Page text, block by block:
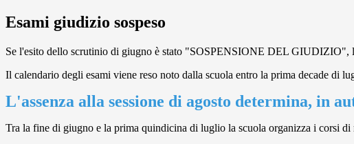
Esami giudizio sospeso
Se l'esito dello scrutinio di giugno è stato "SOSPENSIONE DEL GIUDIZIO",
Il calendario degli esami viene reso noto dalla scuola entro la prima decade di
L'assenza alla sessione di agosto determina, in
Tra la fine di giugno e la prima quindicina di luglio la scuola organizza i corsi